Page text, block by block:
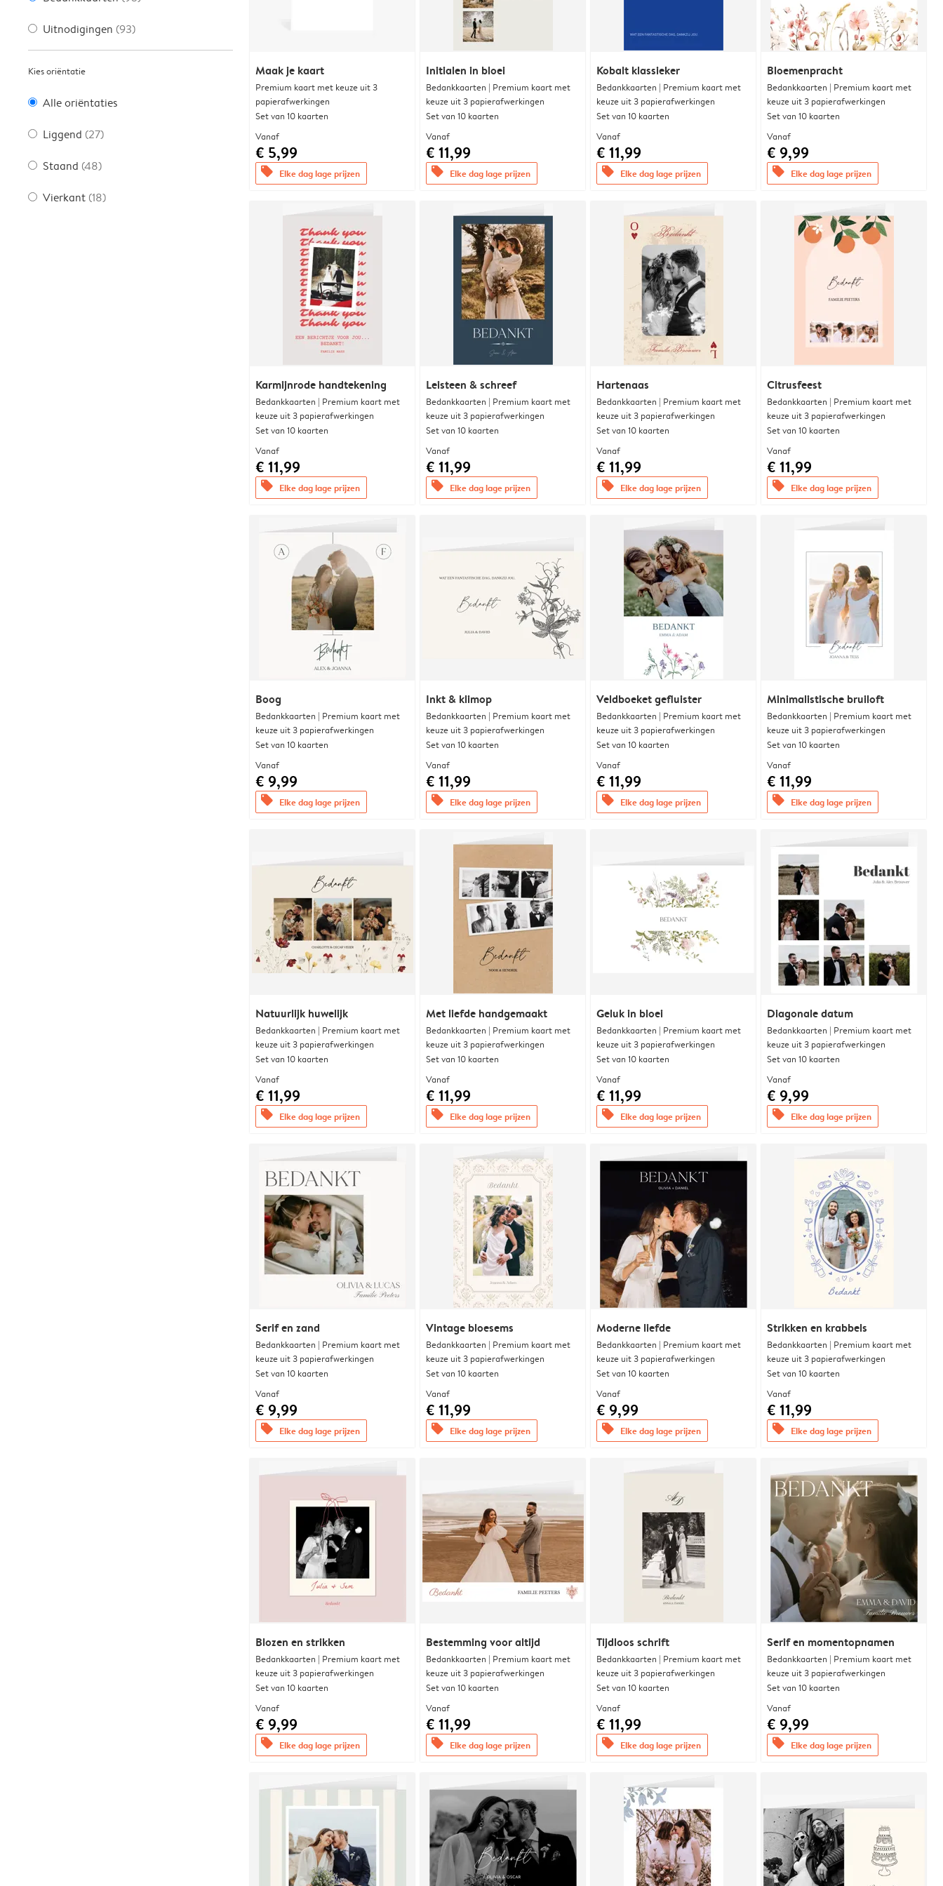
Uitnodigingen (93)
Kies oriëntatie
Alle oriëntaties
Liggend (27)
Staand (48)
Vierkant (18)
Maak je kaart
Premium kaart met keuze uit 3
papierafwerkingen
Set van 10 kaarten
Vanaf
€ 5,99
offers Elke dag lage prijzen
Initialen in bloei
Bedankkaarten | Premium kaart met
keuze uit 3 papierafwerkingen
Set van 10 kaarten
Vanaf
€ 11,99
offers Elke dag lage prijzen
Kobalt klassieker
Bedankkaarten | Premium kaart met
keuze uit 3 papierafwerkingen
Set van 10 kaarten
Vanaf
€ 11,99
offers Elke dag lage prijzen
Bloemenpracht
Bedankkaarten | Premium kaart met
keuze uit 3 papierafwerkingen
Set van 10 kaarten
Vanaf
€ 9,99
offers Elke dag lage prijzen
Karmijnrode handtekening
Bedankkaarten | Premium kaart met
keuze uit 3 papierafwerkingen
Set van 10 kaarten
Vanaf
€ 11,99
offers Elke dag lage prijzen
Leisteen & schreef
Bedankkaarten | Premium kaart met
keuze uit 3 papierafwerkingen
Set van 10 kaarten
Vanaf
€ 11,99
offers Elke dag lage prijzen
Hartenaas
Bedankkaarten | Premium kaart met
keuze uit 3 papierafwerkingen
Set van 10 kaarten
Vanaf
€ 11,99
offers Elke dag lage prijzen
Citrusfeest
Bedankkaarten | Premium kaart met
keuze uit 3 papierafwerkingen
Set van 10 kaarten
Vanaf
€ 11,99
offers Elke dag lage prijzen
Boog
Bedankkaarten | Premium kaart met
keuze uit 3 papierafwerkingen
Set van 10 kaarten
Vanaf
€ 9,99
offers Elke dag lage prijzen
Inkt & klimop
Bedankkaarten | Premium kaart met
keuze uit 3 papierafwerkingen
Set van 10 kaarten
Vanaf
€ 11,99
offers Elke dag lage prijzen
Veldboeket gefluister
Bedankkaarten | Premium kaart met
keuze uit 3 papierafwerkingen
Set van 10 kaarten
Vanaf
€ 11,99
offers Elke dag lage prijzen
Minimalistische bruiloft
Bedankkaarten | Premium kaart met
keuze uit 3 papierafwerkingen
Set van 10 kaarten
Vanaf
€ 11,99
offers Elke dag lage prijzen
Natuurlijk huwelijk
Bedankkaarten | Premium kaart met
keuze uit 3 papierafwerkingen
Set van 10 kaarten
Vanaf
€ 11,99
offers Elke dag lage prijzen
Met liefde handgemaakt
Bedankkaarten | Premium kaart met
keuze uit 3 papierafwerkingen
Set van 10 kaarten
Vanaf
€ 11,99
offers Elke dag lage prijzen
Geluk in bloei
Bedankkaarten | Premium kaart met
keuze uit 3 papierafwerkingen
Set van 10 kaarten
Vanaf
€ 11,99
offers Elke dag lage prijzen
Diagonale datum
Bedankkaarten | Premium kaart met
keuze uit 3 papierafwerkingen
Set van 10 kaarten
Vanaf
€ 9,99
offers Elke dag lage prijzen
Serif en zand
Bedankkaarten | Premium kaart met
keuze uit 3 papierafwerkingen
Set van 10 kaarten
Vanaf
€ 9,99
offers Elke dag lage prijzen
Vintage bloesems
Bedankkaarten | Premium kaart met
keuze uit 3 papierafwerkingen
Set van 10 kaarten
Vanaf
€ 11,99
offers Elke dag lage prijzen
Moderne liefde
Bedankkaarten | Premium kaart met
keuze uit 3 papierafwerkingen
Set van 10 kaarten
Vanaf
€ 9,99
offers Elke dag lage prijzen
Strikken en krabbels
Bedankkaarten | Premium kaart met
keuze uit 3 papierafwerkingen
Set van 10 kaarten
Vanaf
€ 11,99
offers Elke dag lage prijzen
Blozen en strikken
Bedankkaarten | Premium kaart met
keuze uit 3 papierafwerkingen
Set van 10 kaarten
Vanaf
€ 9,99
offers Elke dag lage prijzen
Bestemming voor altijd
Bedankkaarten | Premium kaart met
keuze uit 3 papierafwerkingen
Set van 10 kaarten
Vanaf
€ 11,99
offers Elke dag lage prijzen
Tijdloos schrift
Bedankkaarten | Premium kaart met
keuze uit 3 papierafwerkingen
Set van 10 kaarten
Vanaf
€ 11,99
offers Elke dag lage prijzen
Serif en momentopnamen
Bedankkaarten | Premium kaart met
keuze uit 3 papierafwerkingen
Set van 10 kaarten
Vanaf
€ 9,99
offers Elke dag lage prijzen